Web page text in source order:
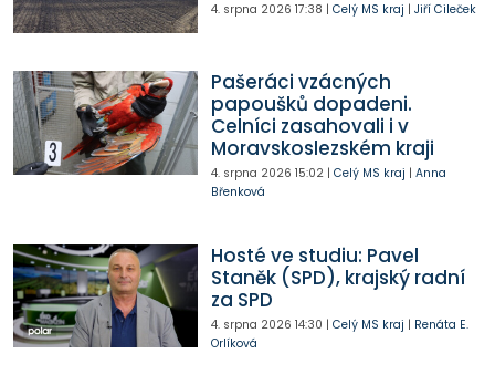
4. srpna 2026 17:38 | Celý MS kraj | Jiří Cileček
Pašeráci vzácných
papoušků dopadeni.
Celníci zasahovali i v
Moravskoslezském kraji
4. srpna 2026 15:02| Celý MS kraj | Anna
Břenková
Hosté ve studiu: Pavel
Staněk (SPD), krajský radní
za SPD
4. srpna 2026 14:30 | Celý MS kraj | Renáta E.
Orlíková